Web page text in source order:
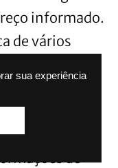
sua experiência
informado.
de vários
um que
pela
A
CPFs da
de